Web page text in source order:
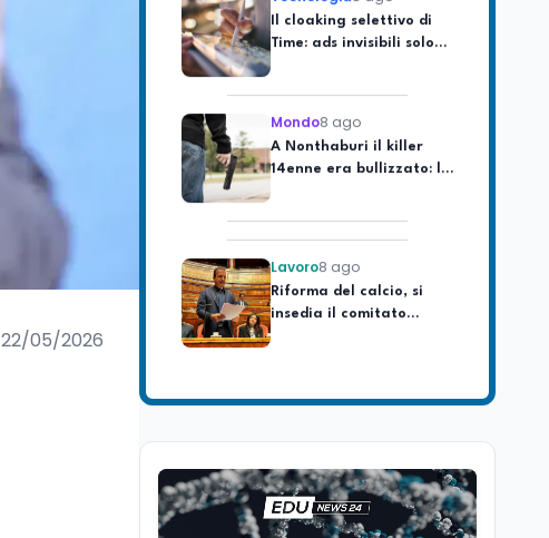
22/05/2026
Time: ads invisibili solo
per i chatbot AI
Mondo8 ago
A Nonthaburi il killer
14enne era bullizzato: la
CZ-75 era del nonno
Lavoro8 ago
Riforma del calcio, si
insedia il comitato
ristretto al Senato. La
europea in memoria
di Strasburgo in ricordo
dei minatori morti a
Marcinelle nel 1956
Università8 ago
Università statali, il